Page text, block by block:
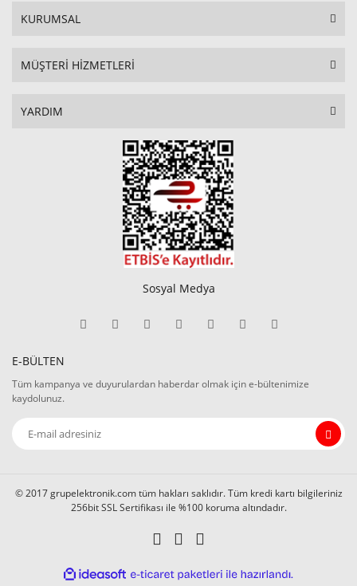
KURUMSAL
MÜŞTERİ HİZMETLERİ
YARDIM
Sosyal Medya
E-BÜLTEN
Tüm kampanya ve duyurulardan haberdar olmak için e-bültenimize
kaydolunuz.
© 2017 grupelektronik.com tüm hakları saklıdır. Tüm kredi kartı bilgileriniz
256bit SSL Sertifikası ile %100 koruma altındadır.
ideasoft
e-